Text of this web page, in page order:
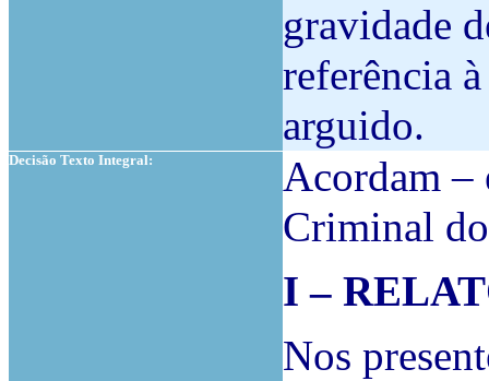
gravidade
referência
arguido.
Decisão Texto Integral:
Acordam –
Criminal
I –
Nos